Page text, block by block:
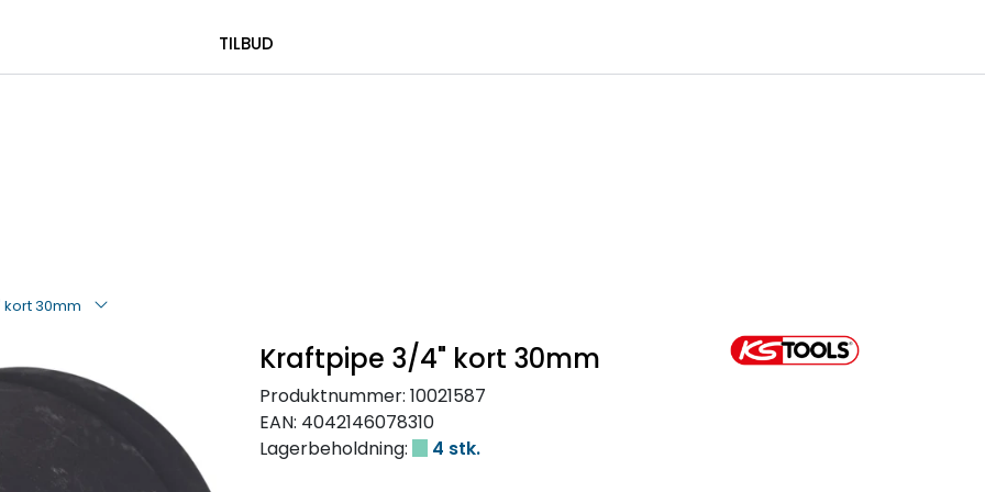
TILBUD
30mm
Kraftpipe 3/4" kort 30mm
Produktnummer: 10021587
EAN: 4042146078310
Lagerbeholdning:
4 stk.